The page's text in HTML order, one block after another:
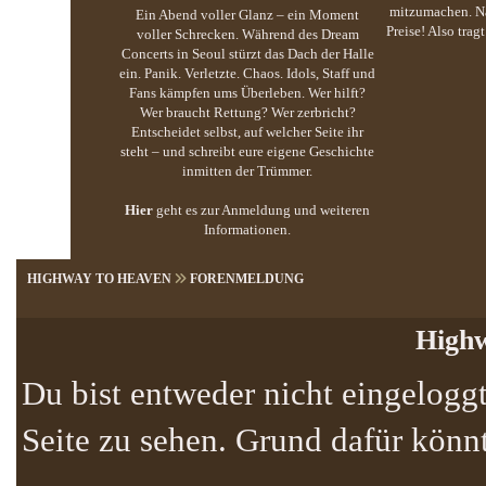
Ein Abend voller Glanz – ein Moment
voller Schrecken. Während des Dream
Concerts in Seoul stürzt das Dach der Halle
ein. Panik. Verletzte. Chaos. Idols, Staff und
Fans kämpfen ums Überleben. Wer hilft?
Wer braucht Rettung? Wer zerbricht?
Entscheidet selbst, auf welcher Seite ihr
steht – und schreibt eure eigene Geschichte
inmitten der Trümmer.
Hier geht es zur Anmeldung und weiteren
Informationen.
mitzumachen.
Preise! Also
HIGHWAY TO HEAVEN FORENMELDUNG
Du bist entweder nicht
Seite zu sehen. Grund dafür